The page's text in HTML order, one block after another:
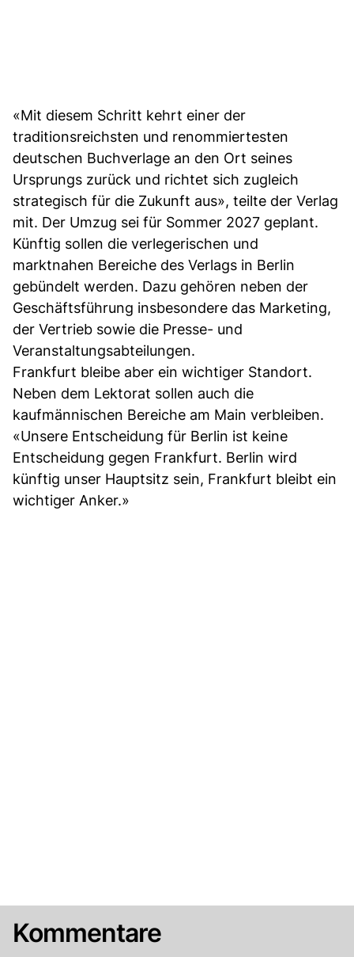
«Mit diesem Schritt kehrt einer der
traditionsreichsten und renommiertesten
deutschen Buchverlage an den Ort seines
Ursprungs zurück und richtet sich zugleich
strategisch für die Zukunft aus», teilte der Verlag
mit. Der Umzug sei für Sommer 2027 geplant.
Künftig sollen die verlegerischen und
marktnahen Bereiche des Verlags in Berlin
gebündelt werden. Dazu gehören neben der
Geschäftsführung insbesondere das Marketing,
der Vertrieb sowie die Presse- und
Veranstaltungsabteilungen.
Frankfurt bleibe aber ein wichtiger Standort.
Neben dem Lektorat sollen auch die
kaufmännischen Bereiche am Main verbleiben.
«Unsere Entscheidung für Berlin ist keine
Entscheidung gegen Frankfurt. Berlin wird
künftig unser Hauptsitz sein, Frankfurt bleibt ein
wichtiger Anker.»
Kommentare